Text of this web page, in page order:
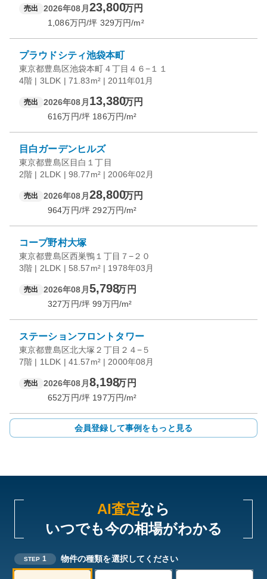
売出 2026年08月 23,800万円
1,086万円/坪 329万円/m²
プラウドシティ池袋本町
東京都豊島区池袋本町４丁目４６−１１
4階 | 3LDK | 71.83m² | 2011年01月
売出 2026年08月 13,380万円
616万円/坪 186万円/m²
目白ガーデンヒルズ
東京都豊島区目白１丁目
2階 | 2LDK | 98.77m² | 2006年02月
売出 2026年08月 28,800万円
964万円/坪 292万円/m²
コープ野村大塚
東京都豊島区西巣鴨１丁目７−２０
3階 | 2LDK | 58.57m² | 1978年03月
売出 2026年08月 5,798万円
327万円/坪 99万円/m²
ステーションフロントタワー
東京都豊島区北大塚２丁目２４−５
7階 | 1LDK | 41.57m² | 2000年08月
売出 2026年08月 8,198万円
652万円/坪 197万円/m²
会員登録して事例をもっと見る
AI査定なら
いつでも今の相場がわかる
STEP 1 物件の種類を選択してください